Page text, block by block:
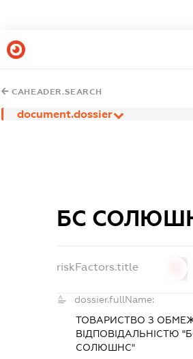
CAHEADER.SEARCH
document.dossier
БС
riskFactors.title
dossier.fullName:
ТОВАРИСТВО З
ВІДПОВІДАЛЬНІСТЮ
СОЛЮШНС"